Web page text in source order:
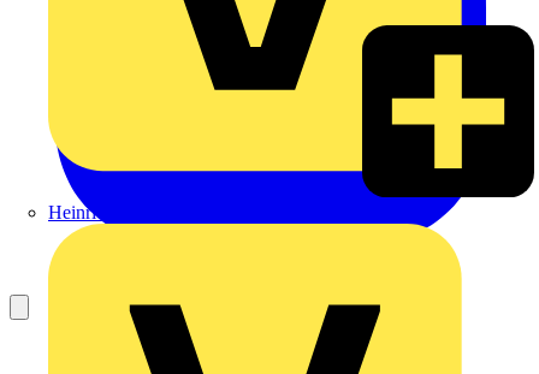
Heinrich Häusler GmbH